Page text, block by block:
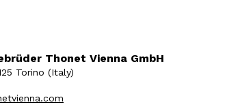
Thonet Vienna GmbH
Torino (Italy)